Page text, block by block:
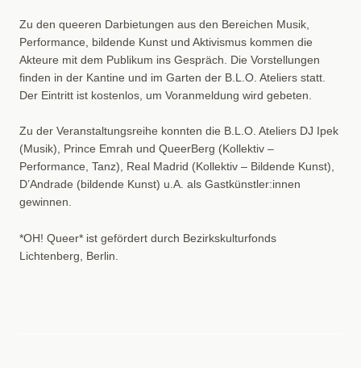
Zu den queeren Darbietungen aus den Bereichen Musik,
Performance, bildende Kunst und Aktivismus kommen die
Akteure mit dem Publikum ins Gespräch. Die Vorstellungen
finden in der Kantine und im Garten der B.L.O. Ateliers statt.
Der Eintritt ist kostenlos, um Voranmeldung wird gebeten.
Zu der Veranstaltungsreihe konnten die B.L.O. Ateliers DJ Ipek
(Musik), Prince Emrah und QueerBerg (Kollektiv –
Performance, Tanz), Real Madrid (Kollektiv – Bildende Kunst),
D’Andrade (bildende Kunst) u.A. als Gastkünstler:innen
gewinnen.
*OH! Queer* ist gefördert durch Bezirkskulturfonds
Lichtenberg, Berlin.